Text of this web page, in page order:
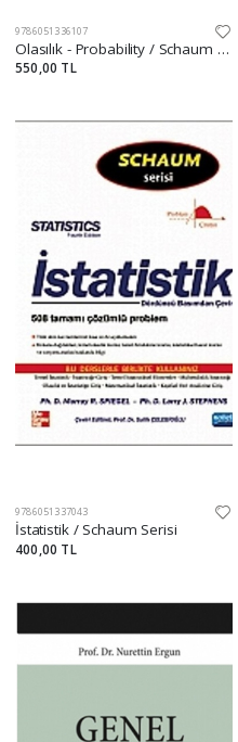
9786051336107
Olasılık - Probability / Schaum Serisi
550,00 TL
9786051337043
İstatistik / Schaum Serisi
400,00 TL